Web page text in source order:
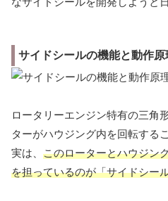
サイドシールの機能と動作原
ロータリーエンジン特有の三角
ターがハウジング内を回転する
実は、 このローターとハウジン
を担っているのが「サイドシー